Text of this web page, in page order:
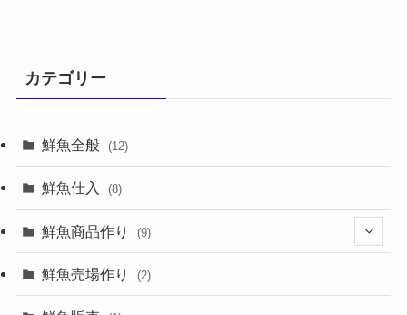
カテゴリー
鮮魚全般 (12)
鮮魚仕入 (8)
鮮魚商品作り (9)
(8)
鮮魚売場作り (2)